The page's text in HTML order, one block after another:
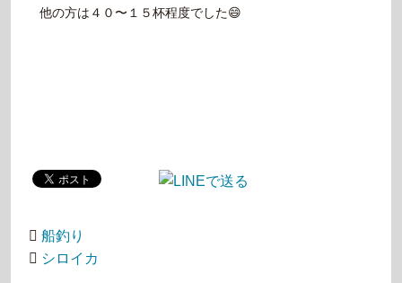
他の方は４０〜１５杯程度でした😄
船釣り
シロイカ